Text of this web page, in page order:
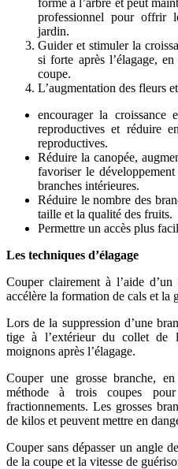
professionnel pour offrir
jardin.
Guider et stimuler la
si forte après l’élagage,
coupe.
L’augmentation des fleurs
encourager la croissance
reproductives et réduire
reproductives.
Réduire la canopée,
favoriser le
branches intérieures.
Réduire le nombre des
taille et la qualité des fruits.
Permettre un accès plus
Les techniques d’élagage
Couper clairement à l’aide
accélère la formation de cals et la
Lors de la suppression d’une
tige à l’extérieur du collet de
moignons après l’élagage.
Couper une grosse branche,
méthode à trois coupes
fractionnements. Les grosses
de kilos et peuvent mettre en
Couper sans dépasser un angle
de la coupe et la vitesse de